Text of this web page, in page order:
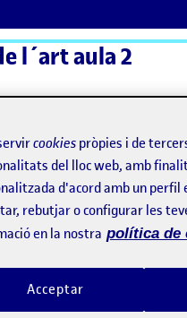
l´art aula 2
ActiFolios
cookies pròpies i de
del lloc web, amb
d'acord amb un
rebutjar o configurar les
en la nostra política de
Acceptar